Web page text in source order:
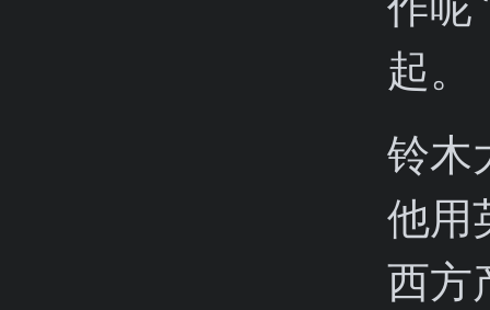
起。
铃木
他用
西方